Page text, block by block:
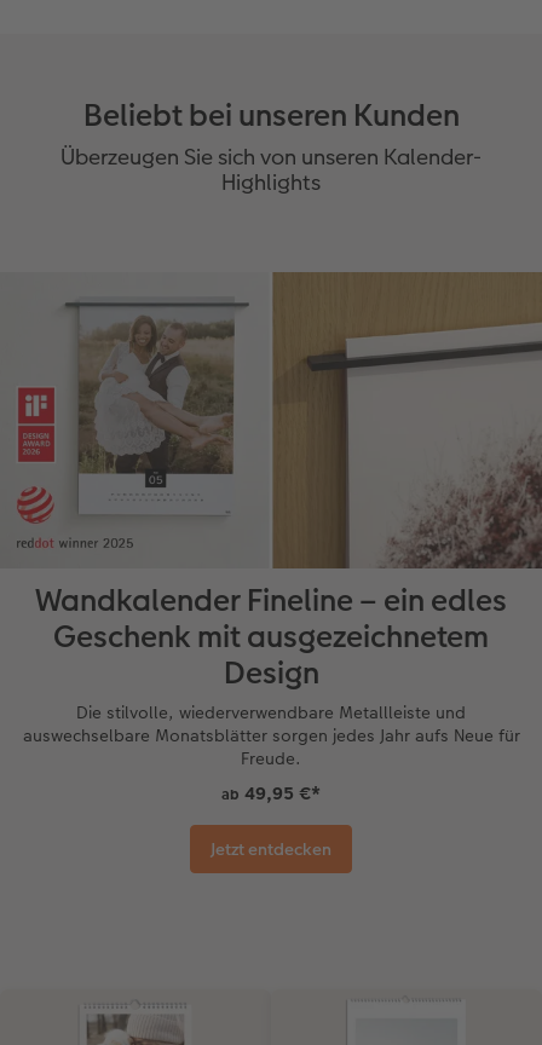
Beliebt bei unseren Kunden
Überzeugen Sie sich von unseren Kalender-
Highlights
Wandkalender Fineline – ein edles
Geschenk mit ausgezeichnetem
Design
Die stilvolle, wiederverwendbare Metallleiste und
auswechselbare Monatsblätter sorgen jedes Jahr aufs Neue für
Freude.
ab 49,95 €*
Jetzt entdecken